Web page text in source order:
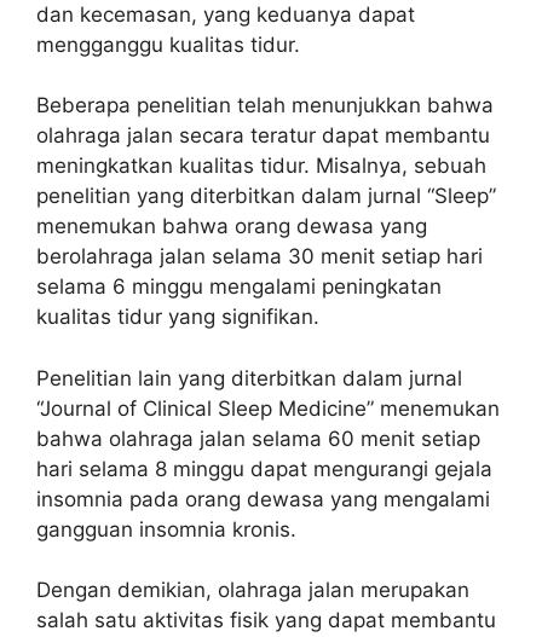
dan kecemasan, yang keduanya dapat
mengganggu kualitas tidur.
Beberapa penelitian telah menunjukkan bahwa
olahraga jalan secara teratur dapat membantu
meningkatkan kualitas tidur. Misalnya, sebuah
penelitian yang diterbitkan dalam jurnal “Sleep”
menemukan bahwa orang dewasa yang
berolahraga jalan selama 30 menit setiap hari
selama 6 minggu mengalami peningkatan
kualitas tidur yang signifikan.
Penelitian lain yang diterbitkan dalam jurnal
“Journal of Clinical Sleep Medicine” menemukan
bahwa olahraga jalan selama 60 menit setiap
hari selama 8 minggu dapat mengurangi gejala
insomnia pada orang dewasa yang mengalami
gangguan insomnia kronis.
Dengan demikian, olahraga jalan merupakan
salah satu aktivitas fisik yang dapat membantu